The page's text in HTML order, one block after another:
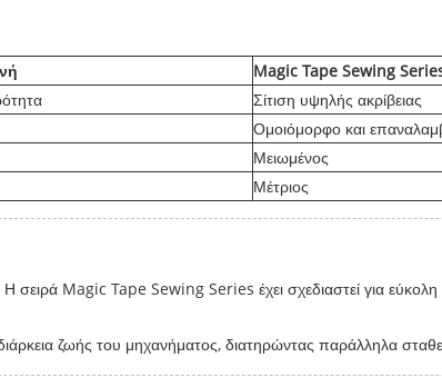
Magic Tape Sewing
Σίτιση υψηλής ακρίβειας
Ομοιόμορφο και
Μειωμένος
Μέτριος
Magic Tape Sewing Series έχει σχεδιαστεί για
ζωής του μηχανήματος, διατηρώντας παράλληλα